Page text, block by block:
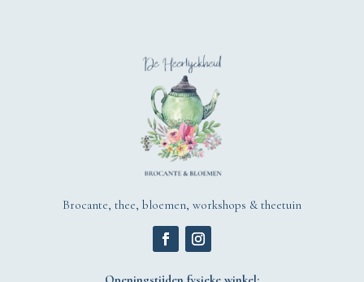
Brocante, thee, bloemen, workshops & theetuin